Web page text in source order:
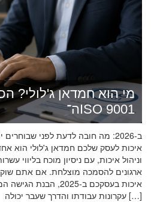
מי הוא חמדאן ג'לולי?
ה־ISO 9001
איכות לעסק שלכם חמדאן ג'לולי הוא
ארגונים להסמכה מוצלחת. אם אתם
איכות בעסקכם ב-2025,
עקרונות עבודתו והדרך שעבר יכולה […]